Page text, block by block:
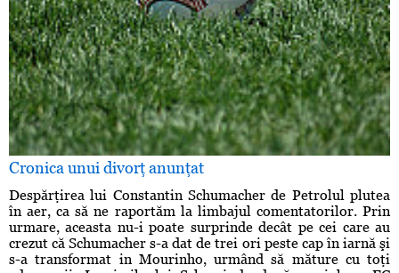
Cronica unui divorţ anunţat
Despărţirea lui Constantin Schumacher de Petrolul plutea
în aer, ca să ne raportăm la limbajul comentatorilor. Prin
urmare, aceasta nu-i poate surprinde decât pe cei care au
crezut că Schumacher s-a dat de trei ori peste cap în iarnă şi
s-a transformat in Mourinho, urmând să măture cu toţi